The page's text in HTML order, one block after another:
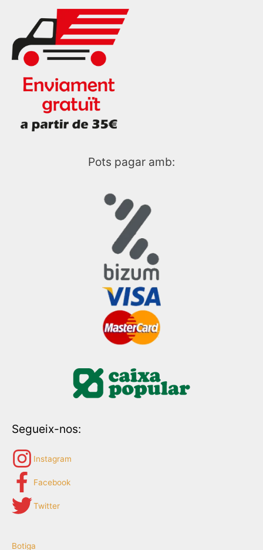
Pots pagar amb:
Segueix-nos:
Instagram
Facebook
Twitter
Botiga